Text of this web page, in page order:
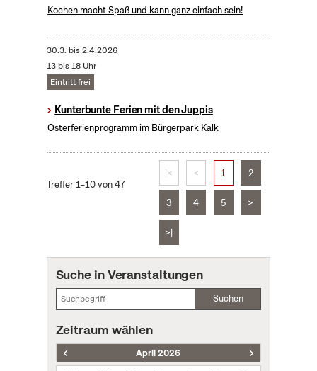
Kochen macht Spaß und kann ganz einfach sein!
30.3. bis2.4.2026
13 bis 18 Uhr
Eintritt frei
Kunterbunte Ferien mit den Juppis
Osterferienprogramm im Bürgerpark Kalk
Treffer 1–10 von 47
|< < 1 2
3 4 5 >
>|
Suche in Veranstaltungen
Suchen
Zeitraum wählen
April 2026